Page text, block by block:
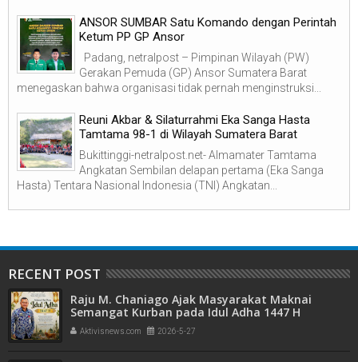
ANSOR SUMBAR Satu Komando dengan Perintah
Ketum PP GP Ansor
Padang, netralpost – Pimpinan Wilayah (PW)
Gerakan Pemuda (GP) Ansor Sumatera Barat
menegaskan bahwa organisasi tidak pernah menginstruksi...
Reuni Akbar & Silaturrahmi Eka Sanga Hasta
Tamtama 98-1 di Wilayah Sumatera Barat
Bukittinggi-netralpost.net- Almamater Tamtama
Angkatan Sembilan delapan pertama (Eka Sanga
Hasta) Tentara Nasional Indonesia (TNI) Angkatan...
RECENT POST
Raju M. Chaniago Ajak Masyarakat Maknai
Semangat Kurban pada Idul Adha 1447 H
Aktivisnews.com 2026-5-27